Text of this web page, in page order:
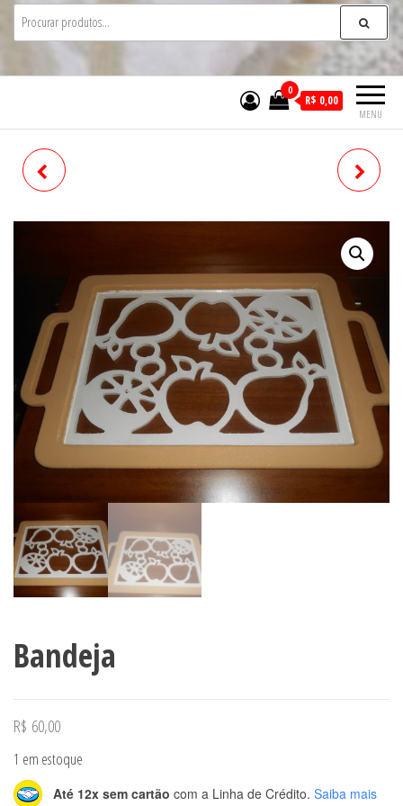
MENU
0
R$ 0,00
Bandeja
R$ 60,00
1 em estoque
Até 12x sem cartão com a Linha de Crédito. Saiba mais